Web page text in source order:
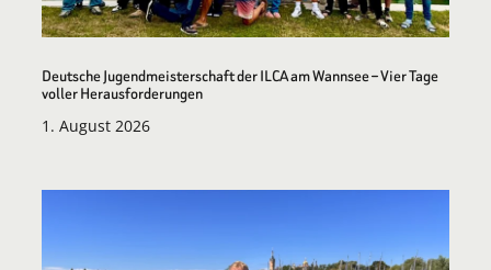
Deutsche Jugendmeisterschaft der ILCA am Wannsee – Vier Tage
voller Herausforderungen
1. August 2026